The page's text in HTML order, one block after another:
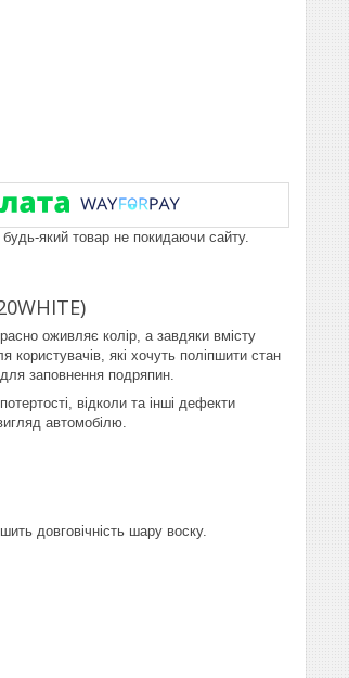
який товар не покидаючи сайту.
оживляє колір, а завдяки вмісту
користувачів, які хочуть поліпшити стан
заповнення подряпин.
відколи та інші дефекти
автомобілю.
довговічність шару воску.